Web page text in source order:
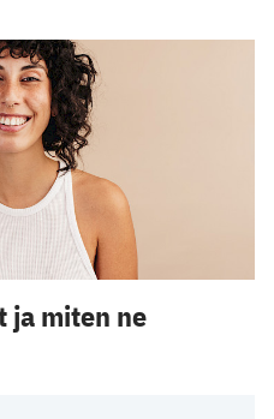
miten ne